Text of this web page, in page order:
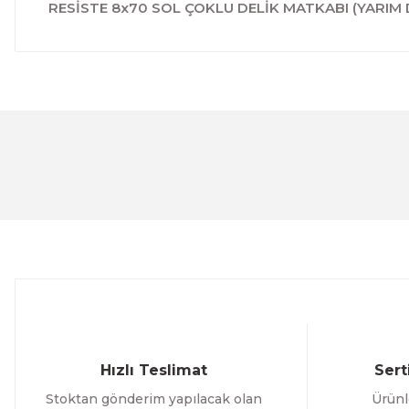
RESİSTE 8x70 SOL ÇOKLU DELİK MATKABI (YARIM
Hızlı Teslimat
Stoktan gönderim yapılacak olan